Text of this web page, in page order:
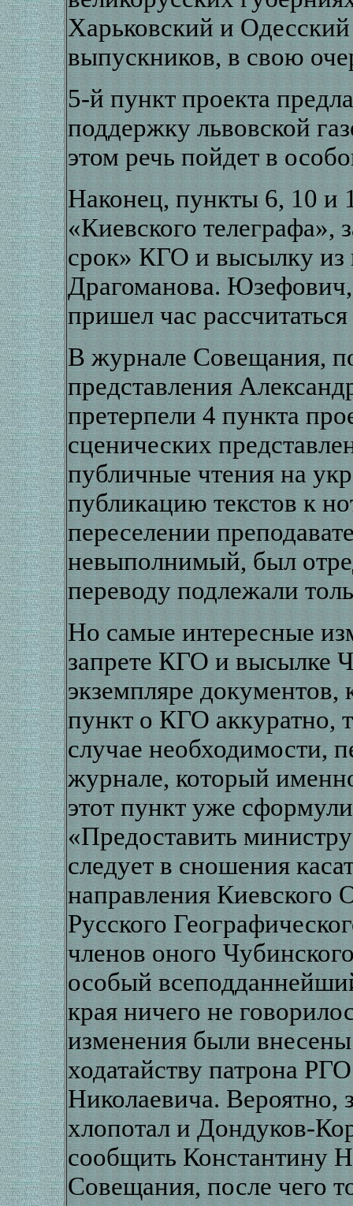
Харьковский и
выпускников, в свою
5-й пункт проекта
поддержку львовской
этом речь пойдет в
Наконец, пункты 6, 10 и
«Киевского телеграфа»,
срок» КГО и высылку из
Драгоманова.
пришел час
В журнале Совещания,
представления
претерпели 4 пункта
сценических
публичные чтения на
публикацию текстов к
переселении
невыполнимый, был
переводу подлежали
Но самые интересные
запрете КГО и высылке
экземпляре
пункт о КГО аккуратно,
случае необходимости,
журнале, который
этот пункт уже
«Предоставить
следует в сношения
направления Киевского
Русского
членов оного
особый
края ничего не
изменения были
ходатайству патрона
Николаевича. Вероятно,
хлопотал и Дондуков-
сообщить Константину
Совещания, после чего